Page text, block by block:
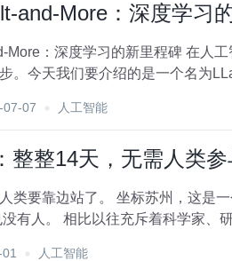
and-More：深度学习
工智能领域，尤其是自然语言处理（NLP）中，模型的规模和能力不断提升，推动
。今天我们要介绍的是一个名为
07-07 人工智能
整整14天，无需人类参
要靠边站了。 坐标苏州，这是一个
人工智能